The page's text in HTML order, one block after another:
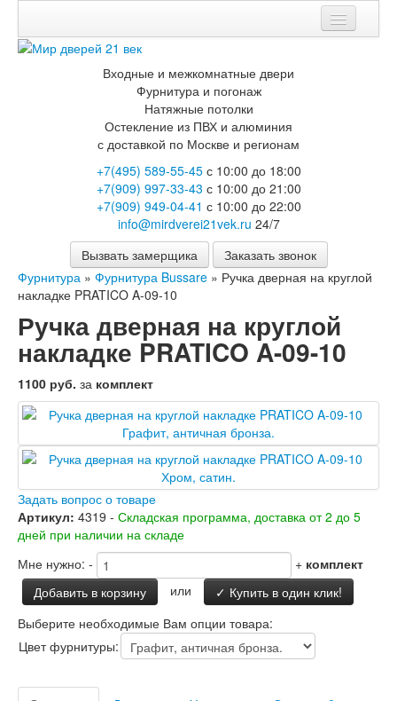
Мои заказы
Корзина
Входные двери
Двери с терморазрывом для улицы
Противопожарные двери
Двери Бункер
Двери Лекс
Двери Рыцарь
Двери Термодор
Арктика
Монолит
Термо
Термо Лацио
Флагман
Электрозамок Смарт
Заводские двери
Двери Лабиринт
Лабиринт Аляска Лайт
Лабиринт Арт
Лабиринт Атлантик
Лабиринт Бетон
Лабиринт Верса
Лабиринт Версаль
Лабиринт Гранд
Лабиринт Дверь двойная тамбурная под
заказ
Лабиринт Имперо
Лабиринт Инфинити
Лабиринт Иссида
Лабиринт Карбон
Входные и межкомнатные двери
Фурнитура и погонаж
Натяжные потолки
Остекление из ПВХ и алюминия
с доставкой по Москве и регионам
+7(495) 589-55-45с 10:00 до 18:00
+7(909) 997-33-43 с 10:00 до 21:00
+7(909) 949-04-41 с 10:00 до 22:00
info@mirdverei21vek.ru 24/7
Вызвать замерщика
Заказать звонок
Фурнитура » Фурнитура Bussare » Ручка дверная на круглой
накладке PRATICO A-09-10
Ручка дверная на круглой
накладке PRATICO A-09-10
1100 руб. за комплект
Задать вопрос о товаре
Артикул: 4319 - Складская программа, доставка от 2 до 5
дней при наличии на складе
Мне нужно: - + комплект
Добавить в корзину
или
✓ Купить в один клик!
Выберите необходимые Вам опции товара:
Цвет фурнитуры: